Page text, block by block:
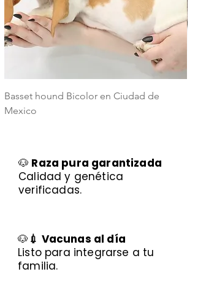
Basset hound Bicolor en Ciudad de
Mexico
🐶 Raza pura garantizada
Calidad y genética
verificadas.
🐶 💉 Vacunas al día
Listo para integrarse a tu
familia.